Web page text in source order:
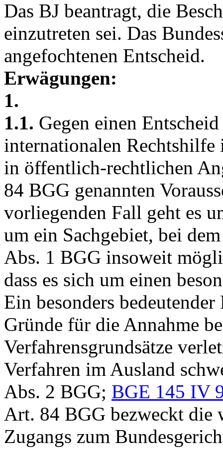
Das BJ beantragt, die
einzutreten sei. Das
angefochtenen Entscheid.
Erwägungen:
1.
1.1. Gegen einen
internationalen Rechtshilfe
in öffentlich-rechtlichen
84 BGG genannten
vorliegenden Fall geht es
um ein Sachgebiet, bei
Abs. 1 BGG insoweit
dass es sich um einen
Ein besonders
Gründe für die Annahme
Verfahrensgrundsätze
Verfahren im Ausland
Abs. 2 BGG; BGE 145 IV
Art. 84 BGG bezweckt die
Zugangs zum